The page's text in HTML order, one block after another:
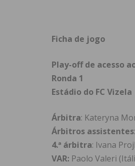
Ficha de jogo
Play-off de acesso
Ronda 1
Estádio do FC Vizela
Árbitra: Kateryna
Árbitros assistentes
4.ª árbitra: Ivana
VAR: Paolo Valeri